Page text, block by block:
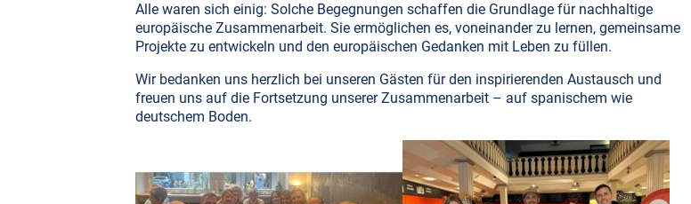
Alle waren sich einig: Solche Begegnungen schaffen die Grundlage für nachhaltige
europäische Zusammenarbeit. Sie ermöglichen es, voneinander zu lernen, gemeinsame
Projekte zu entwickeln und den europäischen Gedanken mit Leben zu füllen.
Wir bedanken uns herzlich bei unseren Gästen für den inspirierenden Austausch und
freuen uns auf die Fortsetzung unserer Zusammenarbeit – auf spanischem wie
deutschem Boden.